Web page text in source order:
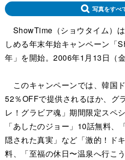
写真をすべ
ShowTime（ショウタイム）
しめる年末年始キャンペーン「
年」を開始。2006年1月13日（
このキャンペーンでは、韓国
52％OFFで提供されるほか、グ
レ！グラビア魂」期間限定スペ
「あしたのジョー」10話無料、
隠された真実」など「激的！ド
料、「至福の休日〜温泉へ行こ